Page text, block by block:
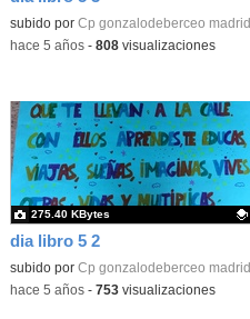
Contenido educativo.
subido por Cp gonzalodeberceo madrid
-hace 5 años- 808visualizaciones
dia libro 5 2
Contenido educativo.
subido por Cp gonzalodeberceo madrid
275.40 KBytes
-hace 5 años- 753visualizaciones